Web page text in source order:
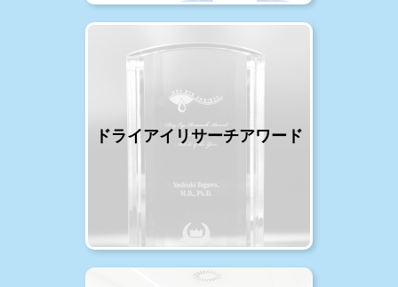
ドライアイリサーチアワード